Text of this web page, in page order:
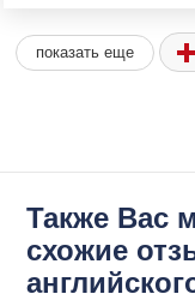
показать еще
Также Вас
схожие